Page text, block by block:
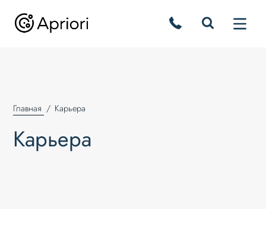
Главная Карьера
Карьера